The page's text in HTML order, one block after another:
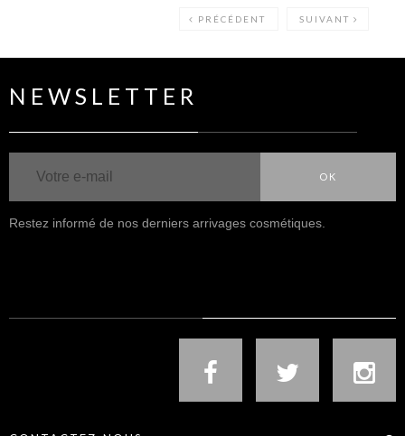
PRÉCÉDENT SUIVANT
NEWSLETTER
OK
Restez informé de nos derniers arrivages cosmétiques.